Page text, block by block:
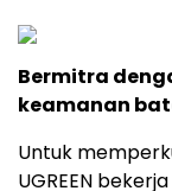
Bermitra
keamanan
Untuk
UGREEN